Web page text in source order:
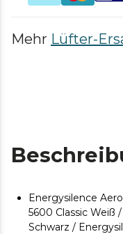
Mehr Lüfter-
Energysilence
5600 Classic Weiß
Schwarz /